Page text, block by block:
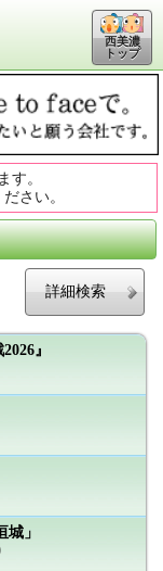
西美濃
トップ
す。
さい。
件
詳細検索
』
」